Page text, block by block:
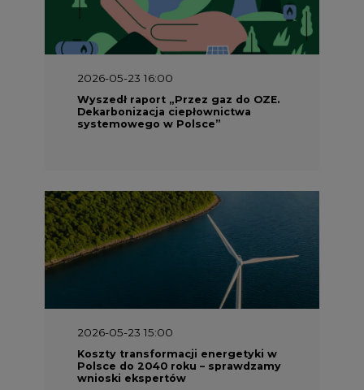
2026-05-23 16:00
Wyszedł raport „Przez gaz do OZE.
Dekarbonizacja ciepłownictwa
systemowego w Polsce”
2026-05-23 15:00
Koszty transformacji energetyki w
Polsce do 2040 roku – sprawdzamy
wnioski ekspertów